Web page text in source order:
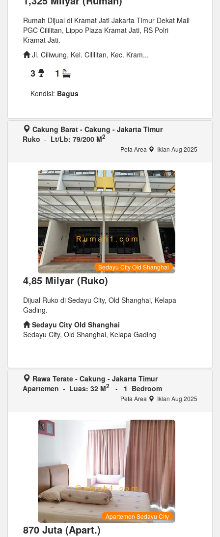
Rumah Dijual di Kramat Jati Jakarta Timur Dekat Mall
PGC Cililitan, Lippo Plaza Kramat Jati, RS Polri
Kramat Jati.
Jl. Ciliwung, Kel. Cililitan, Kec. Kram...
3 1
Kondisi: Bagus
Cakung Barat - Cakung - Jakarta Timur
Ruko - Lt/Lb: 79/200 M2
Peta Area Iklan Aug 2025
Sedayu City Old Shanghai
4,85 Milyar (Ruko)
Dijual Ruko di Sedayu City, Old Shanghai, Kelapa
Gading.
Sedayu City Old Shanghai
Sedayu City, Old Shanghai, Kelapa Gading
Rawa Terate - Cakung - Jakarta Timur
Apartemen - Luas: 32 M2 - 1 Bedroom
Peta Area Iklan Aug 2025
Apartemen Sedayu City
870 Juta (Apart.)